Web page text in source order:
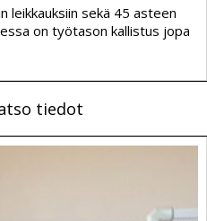
leikkauksiin sekä 45 asteen
on työtason kallistus jopa
tiedot